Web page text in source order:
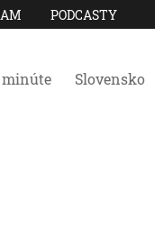
PODCASTY
minúte Slovensko